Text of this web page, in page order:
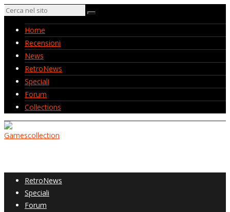
Home
Recensioni
News
RetroNews
Speciali
Forum
Collections
RetroNews
Speciali
Forum